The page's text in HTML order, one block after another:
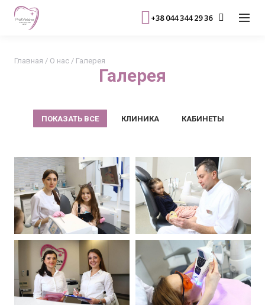
+38 044 344 29 36
Галерея
Главная / О нас/ Галерея
ПОКАЗАТЬ ВСЕ КЛИНИКА КАБИНЕТЫ